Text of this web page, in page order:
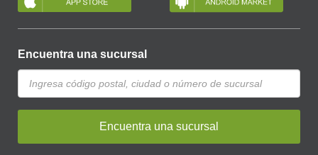
Encuentra una sucursal
Encuentra una sucursal